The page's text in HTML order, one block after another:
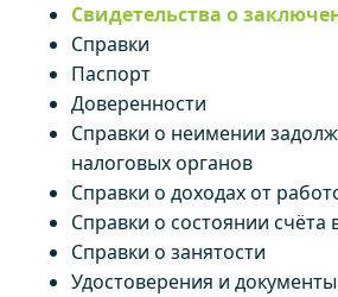
Свидетельства о
Справки
Паспорт
Доверенности
Справки о неимении
налоговых органов
Справки о доходах от
Справки о состоянии счёта
Справки о занятости
Удостоверения и